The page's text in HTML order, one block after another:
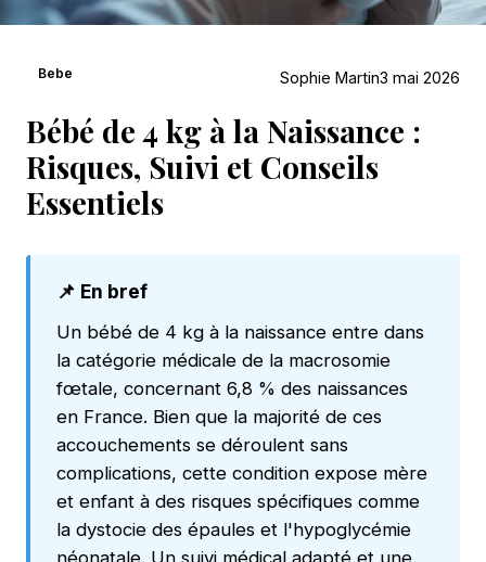
Bebe Sophie Martin3 mai 2026
Bébé de 4 kg à la Naissance :
Risques, Suivi et Conseils
Essentiels
📌 En bref
Un bébé de 4 kg à la naissance entre dans
la catégorie médicale de la macrosomie
fœtale, concernant 6,8 % des naissances
en France. Bien que la majorité de ces
accouchements se déroulent sans
complications, cette condition expose mère
et enfant à des risques spécifiques comme
la dystocie des épaules et l'hypoglycémie
néonatale. Un suivi médical adapté et une